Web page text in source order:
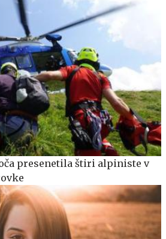
presenetila štiri alpiniste v